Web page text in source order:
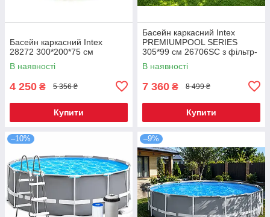
Басейн каркасний Intex
28272 300*200*75 см
В наявності
4 250 ₴ 5 356 ₴
Купити
Басейн каркасний Intex
PREMIUMPOOL SERIES
305*99 см 26706SC з фільтр-
насосом
В наявності
7 360 ₴ 8 499 ₴
Купити
–10% –9%